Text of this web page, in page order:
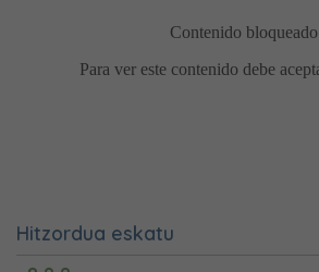
Hitzordua eskatu